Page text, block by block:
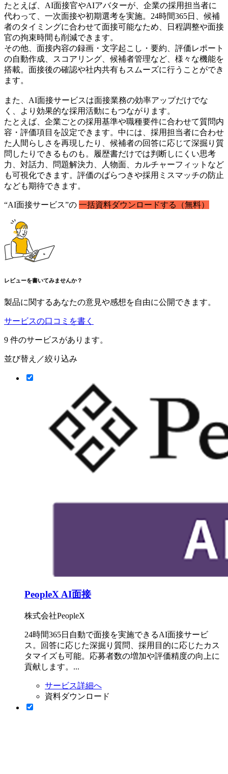
たとえば、AI面接官やAIアバターが、企業の採用担当者に
代わって、一次面接や初期選考を実施。24時間365日、候補
者のタイミングに合わせて面接可能なため、日程調整や面接
官の拘束時間も削減できます。
その他、面接内容の録画・文字起こし・要約、評価レポート
の自動作成、スコアリング、候補者管理など、様々な機能を
搭載。面接後の確認や社内共有もスムーズに行うことができ
ます。
また、AI面接サービスは面接業務の効率アップだけでな
く、より効果的な採用活動にもつながります。
たとえば、企業ごとの採用基準や職種要件に合わせて質問内
容・評価項目を設定できます。中には、採用担当者に合わせ
た人間らしさを再現したり、候補者の回答に応じて深掘り質
問したりできるものも。履歴書だけでは判断しにくい思考
力、対話力、問題解決力、人物面、カルチャーフィットなど
も可視化できます。評価のばらつきや採用ミスマッチの防止
なども期待できます。
“AI面接サービス”の 一括資料ダウンロードする（無料）
レビューを書いてみませんか？
製品に関するあなたの意見や感想を自由に公開できます。
サービスの口コミを書く
9 件のサービスがあります。
並び替え／絞り込み
PeopleX AI面接
株式会社PeopleX
24時間365日自動で面接を実施できるAI面接サービ
ス。回答に応じた深掘り質問、採用目的に応じたカス
タマイズも可能。応募者数の増加や評価精度の向上に
貢献します。...
サービス詳細へ
資料ダウンロード